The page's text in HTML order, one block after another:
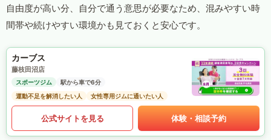
自由度が高い分、自分で通う意思が必要なため、混みやすい時
間帯や続けやすい環境かも見ておくと安心です。
カーブス
藤枝田沼店
スポーツジム
駅から車で6分
運動不足を解消したい人
女性専用ジムに通いたい人
公式サイトを見る 体験・相談予約